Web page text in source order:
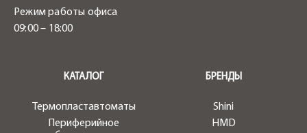
Режим работы офиса
09:00 – 18:00
КАТАЛОГ
Термопластавтоматы
Периферийное
БРЕНДЫ
Shini
HMD